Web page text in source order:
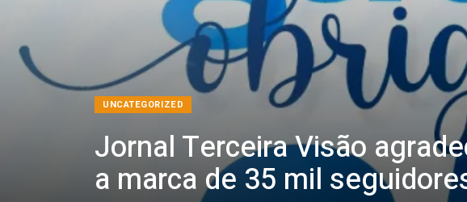
UNCATEGORIZED
Jornal Terceira Visão
a marca de 35 mil